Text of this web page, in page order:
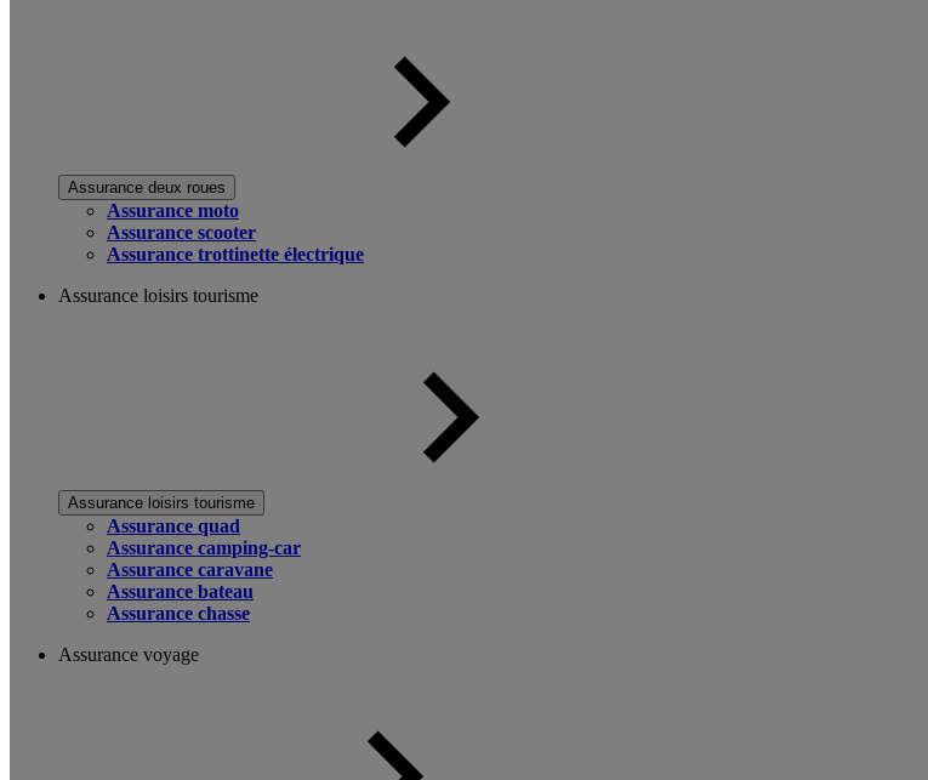
Assurance deux roues
Assurance moto
Assurance scooter
Assurance trottinette électrique
Assurance loisirs tourisme
Assurance loisirs tourisme
Assurance quad
Assurance camping-car
Assurance caravane
Assurance bateau
Assurance chasse
Assurance voyage